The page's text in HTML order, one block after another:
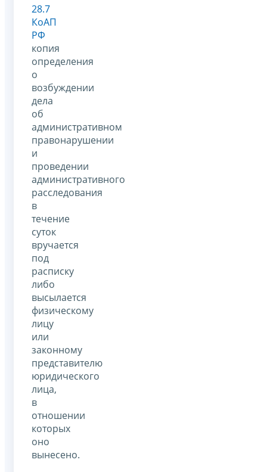
28.7
КоАП
РФ
копия
определения
о
возбуждении
дела
об
административном
правонарушении
и
проведении
административного
расследования
в
течение
суток
вручается
под
расписку
либо
высылается
физическому
лицу
или
законному
представителю
юридического
лица,
в
отношении
которых
оно
вынесено.